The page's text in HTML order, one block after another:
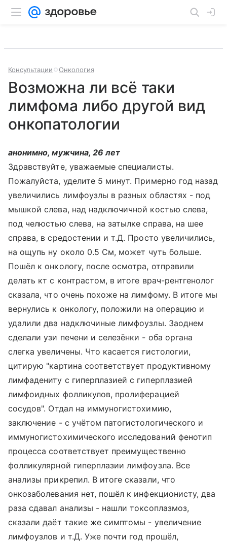
Консультации Онкология
Возможна ли всё таки
лимфома либо другой вид
онкопатологии
анонимно, мужчина, 26 лет
Здравствуйте, уважаемые специалисты.
Пожалуйста, уделите 5 минут. Примерно год назад
увеличились лимфоузлы в разных областях - под
мышкой слева, над надключичной костью слева,
под челюстью слева, на затылке справа, на шее
справа, в средостении и т.Д. Просто увеличились,
на ощупь ну около 0.5 См, может чуть больше.
Пошёл к онкологу, после осмотра, отправили
делать кт с контрастом, в итоге врач-рентгенолог
сказала, что очень похоже на лимфому. В итоге мы
вернулись к онкологу, положили на операцию и
удалили два надключиные лимфоузлы. Заоднем
сделали узи печени и селезёнки - оба органа
слегка увеличены. Что касается гистологии,
цитирую "картина соответствует продуктивному
лимфадениту с гиперплазией с гиперплазией
лимфоидных фолликулов, пролиферацией
сосудов". Отдал на иммуногистохимию,
заключение - с учётом патогистологического и
иммуногистохимического исследований фенотип
процесса соответствует преимущественно
фолликулярной гиперплазии лимфоузла. Все
анализы прикрепил. В итоге сказали, что
онкозаболевания нет, пошёл к инфекционисту, два
раза сдавал анализы - нашли токсоплазмоз,
сказали даёт такие же симптомы - увеличение
лимфоузлов и т.Д. Уже почти год прошёл,